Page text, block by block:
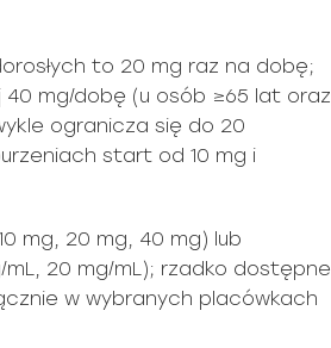
to 20 mg raz na dobę;
mg/dobę (u osób ≥65 lat oraz
ogranicza się do 20
start od 10 mg i
mg, 20 mg, 40 mg) lub
20 mg/mL); rzadko dostępne
w wybranych placówkach